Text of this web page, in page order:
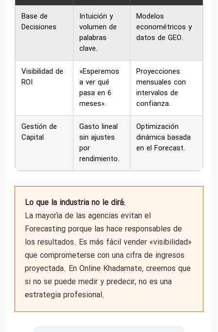
Base de
Decisiones
Intuición y
volumen de
palabras
clave.
Modelos
econométricos y
datos de GEO.
Visibilidad de
ROI
«Esperemos
a ver qué
pasa en 6
meses».
Proyecciones
mensuales con
intervalos de
confianza.
Gestión de
Capital
Gasto lineal
sin ajustes
por
rendimiento.
Optimización
dinámica basada
en el Forecast.
Lo que la industria no le dirá:
La mayoría de las agencias evitan el
Forecasting porque las hace responsables de
los resultados. Es más fácil vender «visibilidad»
que comprometerse con una cifra de ingresos
proyectada. En Online Khadamate, creemos que
si no se puede medir y predecir, no es una
estrategia profesional.